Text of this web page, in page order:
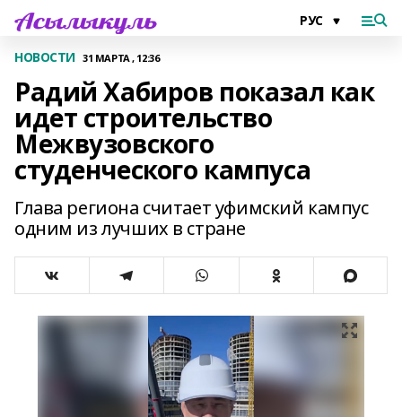
НОВОСТИ 31 МАРТА , 12:36
Радий Хабиров показал как
идет строительство
Межвузовского
студенческого кампуса
Глава региона считает уфимский кампус
одним из лучших в стране